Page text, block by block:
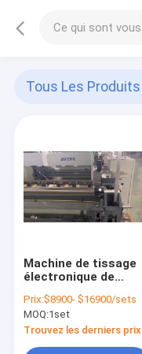
Tous Les Produits
Machine de tissage
électronique de
largeur du métier à
tisser de ratière de
tissu lourd 280cm
Prix:$8900- $16900/sets
MOQ:1set
Trouvez les derniers prix